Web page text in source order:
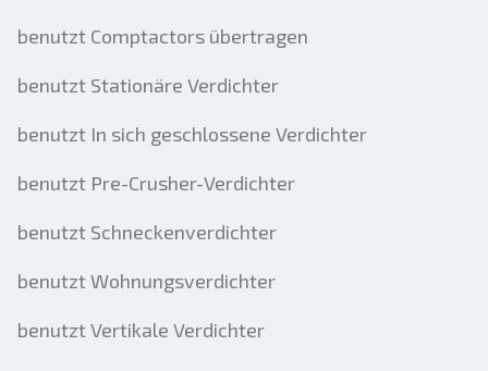
benutzt Comptactors übertragen
benutzt Stationäre Verdichter
benutzt In sich geschlossene Verdichter
benutzt Pre-Crusher-Verdichter
benutzt Schneckenverdichter
benutzt Wohnungsverdichter
benutzt Vertikale Verdichter